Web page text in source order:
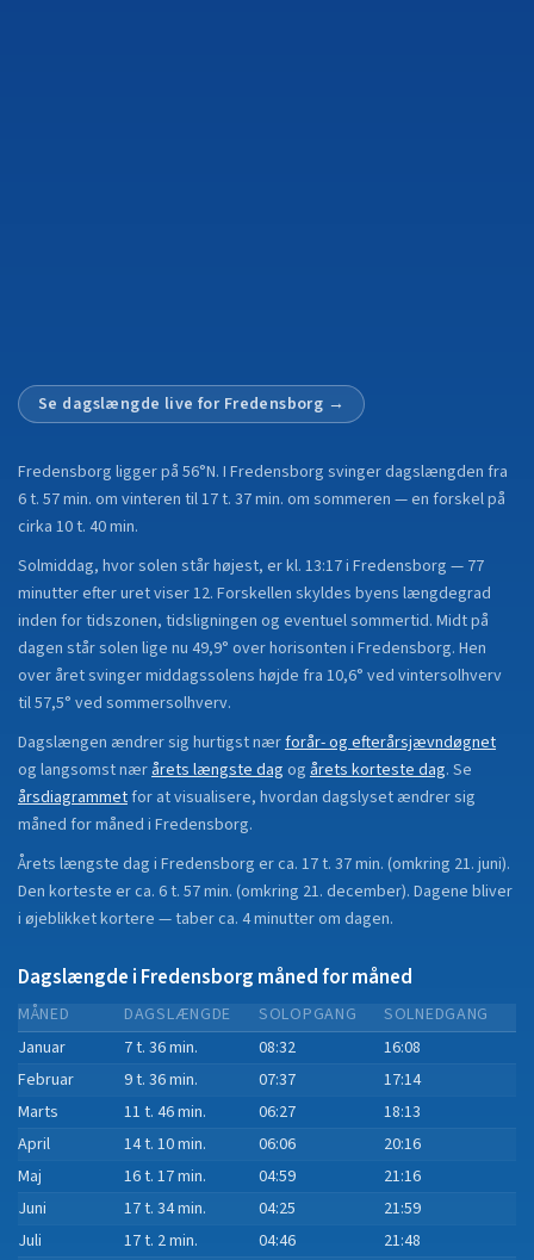
Se dagslængde live for Fredensborg →
Fredensborg ligger på 56°N. I Fredensborg svinger dagslængden fra
6 t. 57 min. om vinteren til 17 t. 37 min. om sommeren — en forskel på
cirka 10 t. 40 min.
Solmiddag, hvor solen står højest, er kl. 13:17 i Fredensborg — 77
minutter efter uret viser 12. Forskellen skyldes byens længdegrad
inden for tidszonen, tidsligningen og eventuel sommertid. Midt på
dagen står solen lige nu 49,9° over horisonten i Fredensborg. Hen
over året svinger middagssolens højde fra 10,6° ved vintersolhverv
til 57,5° ved sommersolhverv.
Dagslængen ændrer sig hurtigst nærforår- og efterårsjævndøgnet
og langsomst nærårets længste dag og årets korteste dag. Se
årsdiagrammetfor at visualisere, hvordan dagslyset ændrer sig
måned for måned i Fredensborg.
Årets længste dag i Fredensborg er ca. 17 t. 37 min. (omkring 21. juni).
Den korteste er ca. 6 t. 57 min. (omkring 21. december). Dagene bliver
i øjeblikketkortere —taberca. 4minutterom dagen.
Dagslængde i Fredensborg måned for måned
MÅNED DAGSLÆNGDE SOLOPGANG
SOLNEDGANG
Januar
7 t. 36 min. 08:32
16:08
Februar
9 t. 36 min. 07:37
17:14
Marts
11 t. 46 min. 06:27
18:13
April
14 t. 10 min. 06:06
20:16
Maj
16 t. 17 min. 04:59
21:16
Juni
17 t. 34 min. 04:25
21:59
Juli
17 t. 2 min. 04:46
21:48